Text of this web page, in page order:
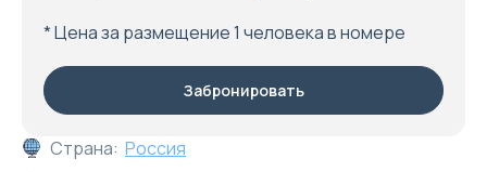
Страна: Россия
* Цена за размещение 1 человека в номере
Забронировать